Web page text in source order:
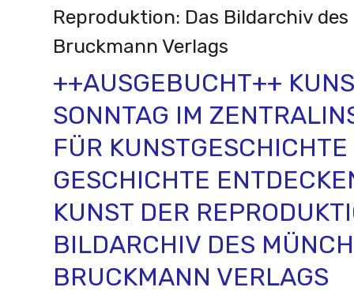
Reproduktion: Das Bildarchiv
Bruckmann Verlags
++AUSGEBUCHT++
SONNTAG IM
FÜR
GESCHICHTE
KUNST DER
BILDARCHIV DES
BRUCKMANN VERLAGS